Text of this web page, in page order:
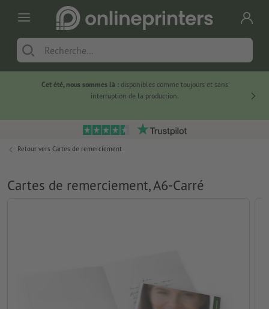
Cet été, nous sommes là :disponibles comme toujours et sans
interruption de la production.
Retour vers Cartes de remerciement
Cartes de remerciement, A6-Carré